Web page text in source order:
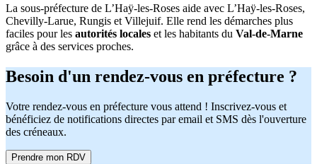
La sous-préfecture de L’Haÿ-les-Roses aide avec L’Haÿ-les-Roses,
Chevilly-Larue, Rungis et Villejuif. Elle rend les démarches plus
faciles pour les autorités locales et les habitants du Val-de-Marne
grâce à des services proches.
Besoin d'un rendez-vous en préfecture ?
Votre rendez-vous en préfecture vous attend ! Inscrivez-vous et
bénéficiez de notifications directes par email et SMS dès l'ouverture
des créneaux.
Prendre mon RDV